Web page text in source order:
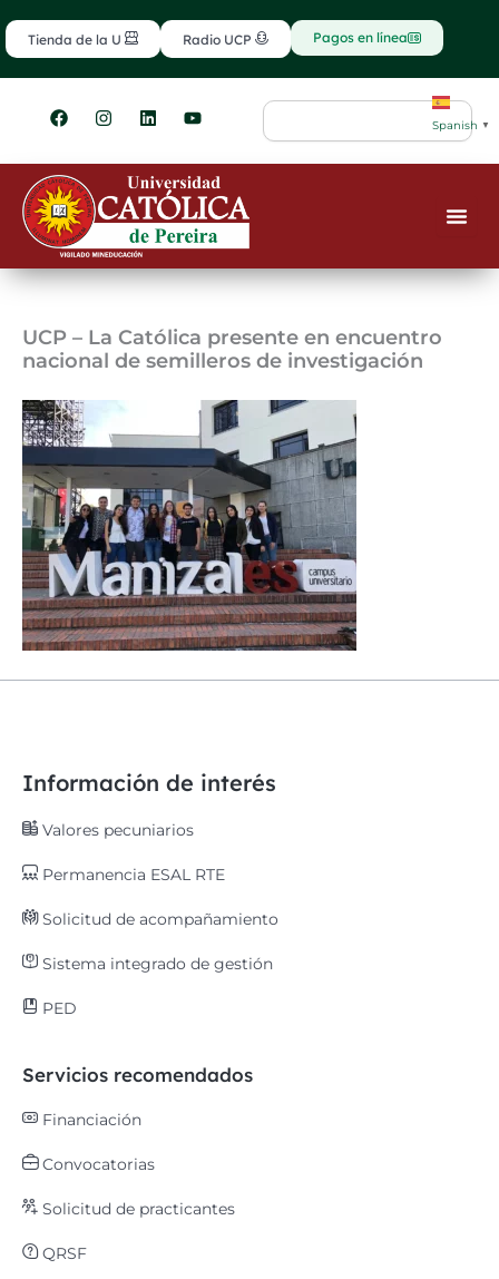
al
contenido
Tienda de la U Radio UCP Pagos en línea
F
a
e
b
o
o
k
I
n
t
g
r
m
L
i
k
e
d
i
n
Y
o
t
u
b
e
Search
Spanish ▼
UCP – La Católica presente en encuentro
nacional de semilleros de investigación
Información de interés
Valores pecuniarios
Permanencia ESAL RTE
Solicitud de acompañamiento
Sistema integrado de gestión
PED
Servicios recomendados
Financiación
Convocatorias
Solicitud de practicantes
QRSF